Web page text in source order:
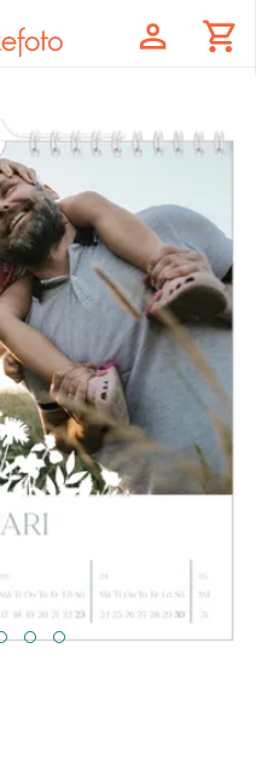
profile shopping_cart